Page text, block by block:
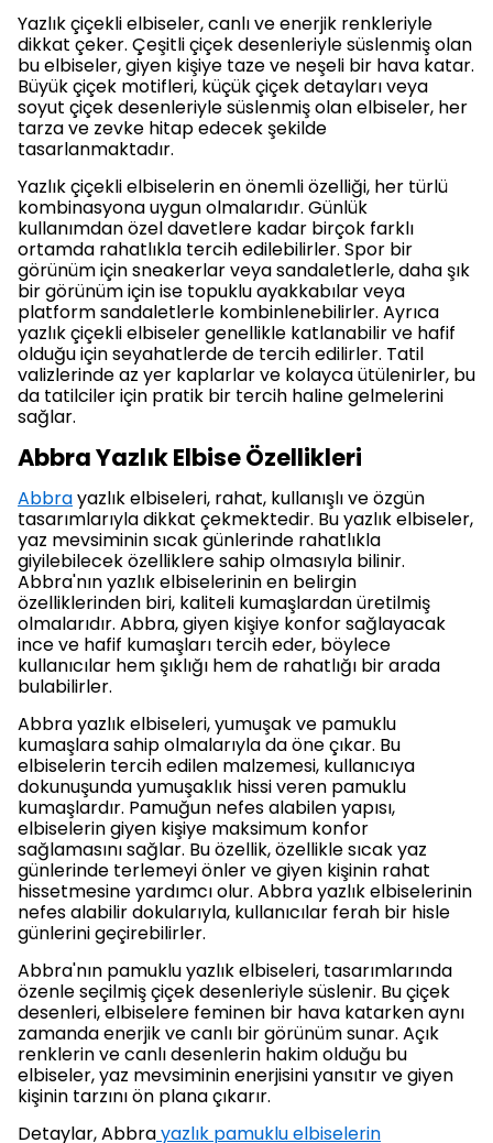
Yazlık çiçekli elbiseler, canlı ve enerjik renkleriyle
dikkat çeker. Çeşitli çiçek desenleriyle süslenmiş olan
bu elbiseler, giyen kişiye taze ve neşeli bir hava katar.
Büyük çiçek motifleri, küçük çiçek detayları veya
soyut çiçek desenleriyle süslenmiş olan elbiseler, her
tarza ve zevke hitap edecek şekilde
tasarlanmaktadır.
Yazlık çiçekli elbiselerin en önemli özelliği, her türlü
kombinasyona uygun olmalarıdır. Günlük
kullanımdan özel davetlere kadar birçok farklı
ortamda rahatlıkla tercih edilebilirler. Spor bir
görünüm için sneakerlar veya sandaletlerle, daha şık
bir görünüm için ise topuklu ayakkabılar veya
platform sandaletlerle kombinlenebilirler. Ayrıca
yazlık çiçekli elbiseler genellikle katlanabilir ve hafif
olduğu için seyahatlerde de tercih edilirler. Tatil
valizlerinde az yer kaplarlar ve kolayca ütülenirler, bu
da tatilciler için pratik bir tercih haline gelmelerini
sağlar.
Abbra Yazlık Elbise Özellikleri
Abbrayazlık elbiseleri, rahat, kullanışlı ve özgün
tasarımlarıyla dikkat çekmektedir. Bu yazlık elbiseler,
yaz mevsiminin sıcak günlerinde rahatlıkla
giyilebilecek özelliklere sahip olmasıyla bilinir.
Abbra'nın yazlık elbiselerinin en belirgin
özelliklerinden biri, kaliteli kumaşlardan üretilmiş
olmalarıdır. Abbra, giyen kişiye konfor sağlayacak
ince ve hafif kumaşları tercih eder, böylece
kullanıcılar hem şıklığı hem de rahatlığı bir arada
bulabilirler.
Abbra yazlık elbiseleri, yumuşak ve pamuklu
kumaşlara sahip olmalarıyla da öne çıkar. Bu
elbiselerin tercih edilen malzemesi, kullanıcıya
dokunuşunda yumuşaklık hissi veren pamuklu
kumaşlardır. Pamuğun nefes alabilen yapısı,
elbiselerin giyen kişiye maksimum konfor
sağlamasını sağlar. Bu özellik, özellikle sıcak yaz
günlerinde terlemeyi önler ve giyen kişinin rahat
hissetmesine yardımcı olur. Abbra yazlık elbiselerinin
nefes alabilir dokularıyla, kullanıcılar ferah bir hisle
günlerini geçirebilirler.
Abbra'nın pamuklu yazlık elbiseleri, tasarımlarında
özenle seçilmiş çiçek desenleriyle süslenir. Bu çiçek
desenleri, elbiselere feminen bir hava katarken aynı
zamanda enerjik ve canlı bir görünüm sunar. Açık
renklerin ve canlı desenlerin hakim olduğu bu
elbiseler, yaz mevsiminin enerjisini yansıtır ve giyen
kişinin tarzını ön plana çıkarır.
Detaylar, Abbrayazlık pamuklu elbiselerin